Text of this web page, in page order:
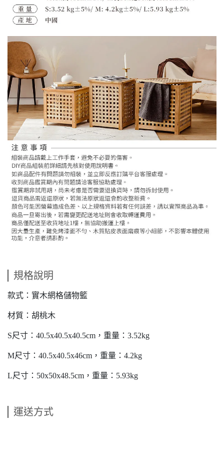
規格說明
款式：實木網格儲物籃
材質：胡桃木
S尺寸：40.5x40.5x40.5cm，重量：3.52kg
M尺寸：40.5x40.5x46cm，重量：4.2kg
L尺寸：50x50x48.5cm，重量：5.93kg
運送方式